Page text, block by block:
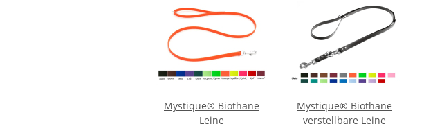
Mystique® Biothane
Leine
Mystique® Biothane
verstellbare Leine